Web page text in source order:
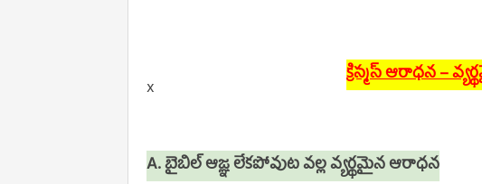
x క్రిస్మస్ ఆరాధన –
A. బైబిల్ ఆజ్ఞ లేకపోవుట వల్ల వ్యర్థమైన ఆరాధన